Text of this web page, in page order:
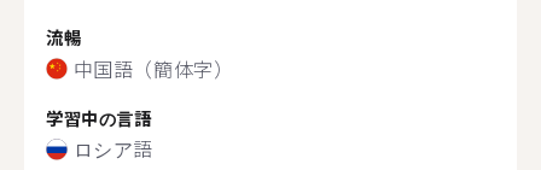
流暢
中国語（簡体字）
学習中の言語
ロシア語